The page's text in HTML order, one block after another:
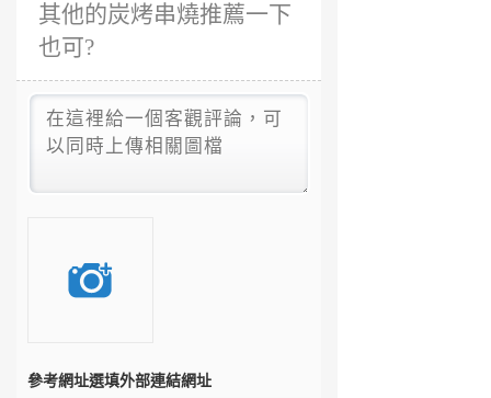
其他的炭烤串燒推薦一下
也可?
參考網址選填外部連結網址